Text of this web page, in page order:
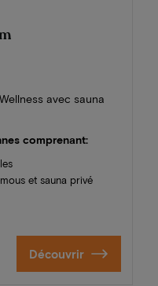
avec sauna
comprenant:
et sauna privé
Découvrir